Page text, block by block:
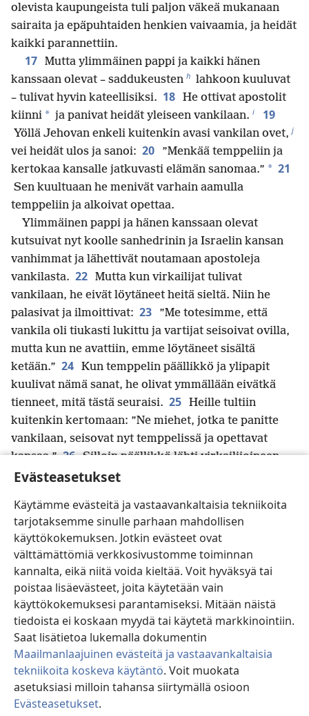
Evästeasetukset
Käytämme evästeitä ja vastaavankaltaisia tekniikoita
tarjotaksemme sinulle parhaan mahdollisen
käyttökokemuksen. Jotkin evästeet ovat
välttämättömiä verkkosivustomme toiminnan
kannalta, eikä niitä voida kieltää. Voit hyväksyä tai
poistaa lisäevästeet, joita käytetään vain
käyttökokemuksesi parantamiseksi. Mitään näistä
tiedoista ei koskaan myydä tai käytetä markkinointiin.
Saat lisätietoa lukemalla dokumentin
Maailmanlaajuinen evästeitä ja vastaavankaltaisia
tekniikoita koskeva käytäntö. Voit muokata
asetuksiasi milloin tahansa siirtymällä osioon
Evästeasetukset.
olevista kaupungeista tuli paljon väkeä mukanaan
sairaita ja epäpuhtaiden henkien vaivaamia, ja heidät
kaikki parannettiin.
17 Mutta ylimmäinen pappi ja kaikki hänen
kanssaan olevat – saddukeusten h lahkoon kuuluvat
– tulivat hyvin kateellisiksi. 18 He ottivat apostolit
kiinni * ja panivat heidät yleiseen vankilaan. i 19
Yöllä Jehovan enkeli kuitenkin avasi vankilan ovet, j
vei heidät ulos ja sanoi: 20
”Menkää temppeliin ja
kertokaa kansalle jatkuvasti elämän sanomaa.” * 21
Sen kuultuaan he menivät varhain aamulla
temppeliin ja alkoivat opettaa.
Ylimmäinen pappi ja hänen kanssaan olevat
kutsuivat nyt koolle sanhedrinin ja Israelin kansan
vanhimmat ja lähettivät noutamaan apostoleja
vankilasta. 22 Mutta kun virkailijat tulivat
vankilaan, he eivät löytäneet heitä sieltä. Niin he
palasivat ja ilmoittivat: 23
”Me totesimme, että
vankila oli tiukasti lukittu ja vartijat seisoivat ovilla,
mutta kun ne avattiin, emme löytäneet sisältä
ketään.” 24 Kun temppelin päällikkö ja ylipapit
kuulivat nämä sanat, he olivat ymmällään eivätkä
tienneet, mitä tästä seuraisi. 25 Heille tultiin
kuitenkin kertomaan: ”Ne miehet, jotka te panitte
vankilaan, seisovat nyt temppelissä ja opettavat
kansaa.” 26 Silloin päällikkö lähti virkailijoineen
hakemaan apostoleja. He eivät kuitenkaan
joutuvansa kansan kivittämiksi. k
27 Niin he toivat apostolit ja asettivat heidät
seisomaan sanhedrinin eteen. Sitten ylimmäinen
pappi kuulusteli heitä
28 ja sanoi: ”Me kielsimme
teitä ankarasti opettamasta enää tämän miehen
nimessä,
ja silti te olette täyttäneet Jerusalemin
opetuksellanne. Te olette päättäneet panna tämän
miehen kuoleman meidän syyksemme.”
Pietari ja toiset apostolit vastasivat: ”Meidän täytyy
totella ennemmin Jumalaa * kuin ihmisiä.
Meidän esi-isiemme Jumala on herättänyt
Jeesuksen, jonka te ripustitte paaluun ja tapoitte.